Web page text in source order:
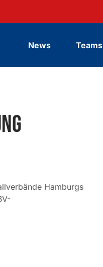
News Teams
Hamburgs